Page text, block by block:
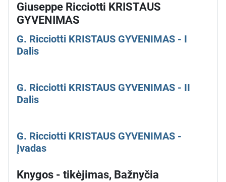
Giuseppe Ricciotti KRISTAUS
GYVENIMAS
G. Ricciotti KRISTAUS GYVENIMAS - I
Dalis
G. Ricciotti KRISTAUS GYVENIMAS - II
Dalis
G. Ricciotti KRISTAUS GYVENIMAS -
Įvadas
Knygos - tikėjimas, Bažnyčia